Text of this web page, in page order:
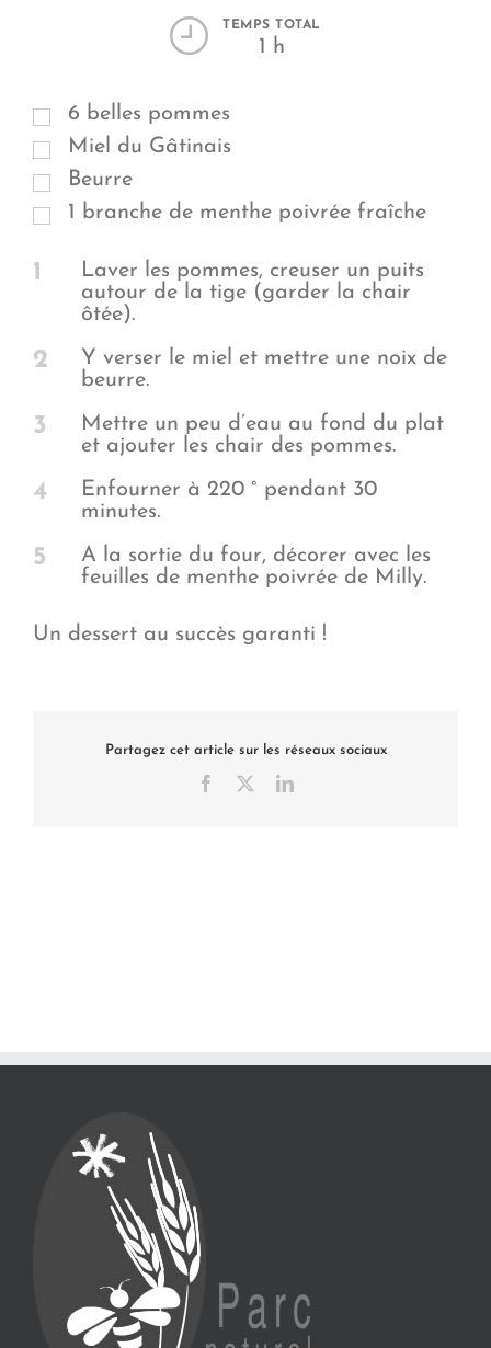
TEMPS TOTAL
1 h
6 belles pommes
Miel du Gâtinais
Beurre
1 branche de menthe poivrée fraîche
1
Laver les pommes, creuser un puits
autour de la tige (garder la chair
ôtée).
2
Y verser le miel et mettre une noix de
beurre.
3
Mettre un peu d’eau au fond du plat
et ajouter les chair des pommes.
4
Enfourner à 220 ° pendant 30
minutes.
5
A la sortie du four, décorer avec les
feuilles de menthe poivrée de Milly.
Un dessert au succès garanti !
Partagez cet article sur les réseaux sociaux
Facebook LinkedIn